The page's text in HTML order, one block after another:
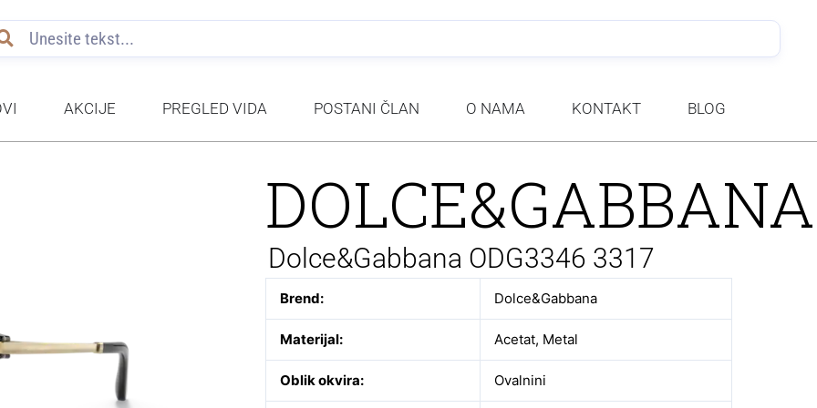
AKCIJE PREGLED VIDA POSTANI ČLAN O NAMA KONTAKT BLOG
DOLCE&GABBANA
Dolce&Gabbana ODG3346 3317
Brend: Dolce&Gabbana
Materijal: Acetat, Metal
Oblik okvira: Ovalnini